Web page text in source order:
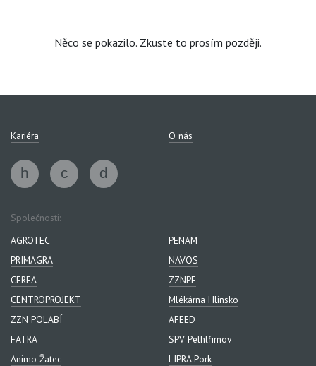
Něco se pokazilo. Zkuste to prosím později.
Kariéra O nás
Společnosti:
AGROTEC
PENAM
PRIMAGRA
NAVOS
CEREA
ZZNPE
CENTROPROJEKT
Mlékárna Hlinsko
ZZN POLABÍ
AFEED
FATRA
SPV Pelhlřimov
Animo Žatec
LIPRA Pork